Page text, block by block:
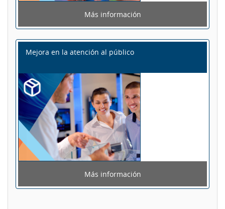
Más información
Mejora en la atención al público
Más información